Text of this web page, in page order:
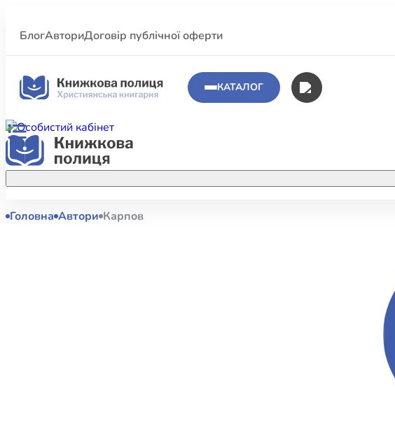
БлогАвториДоговір публічної оферти
КАТАЛОГ
Акційні пропозиції
КНИГИ
Біблійне консультування
Головна Автори Карпов